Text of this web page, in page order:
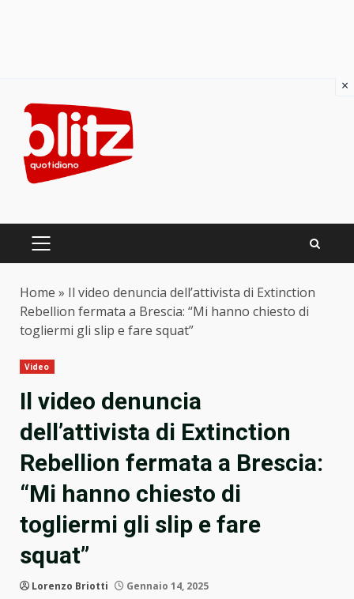
content
PRIMARY
Home » Il video denuncia dell’attivista di Extinction
Rebellion fermata a Brescia: “Mi hanno chiesto di
togliermi gli slip e fare squat”
Video
Il video denuncia
dell’attivista di Extinction
Rebellion fermata a Brescia:
“Mi hanno chiesto di
togliermi gli slip e fare
squat”
Lorenzo Briotti Gennaio 14, 2025
×